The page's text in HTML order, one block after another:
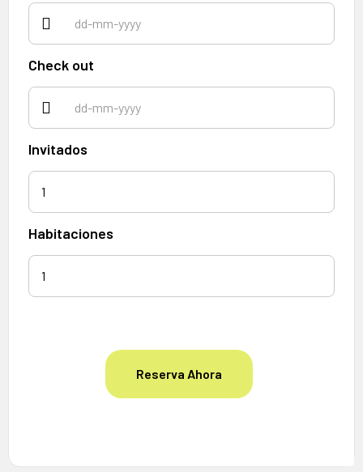
Check out
Invitados
1
Habitaciones
Reserva Ahora